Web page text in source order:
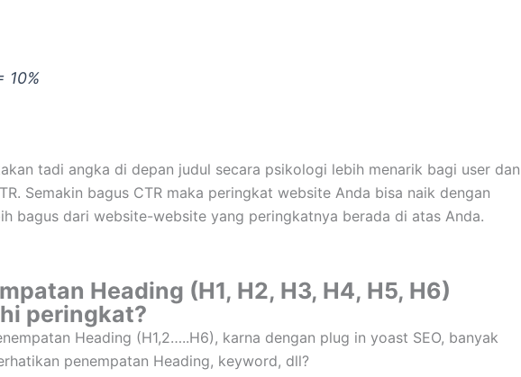
10%
tadi angka di depan judul secara psikologi lebih menarik bagi user dan
Semakin bagus CTR maka peringkat website Anda bisa naik dengan
bagus dari website-website yang peringkatnya berada di atas Anda.
Heading (H1, H2, H3, H4, H5, H6)
peringkat?
Heading (H1,2…..H6), karna dengan plug in yoast SEO, banyak
penempatan Heading, keyword, dll?